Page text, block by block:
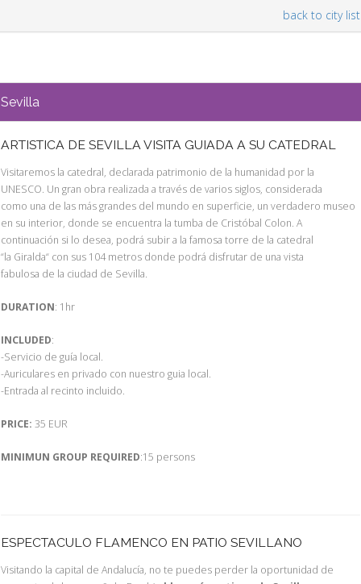
back to city list
Sevilla
ARTISTICA DE SEVILLA VISITA GUIADA A SU CATEDRAL
Visitaremos la catedral, declarada patrimonio de la humanidad por la
UNESCO. Un gran obra realizada a través de varios siglos, considerada
como una de las más grandes del mundo en superficie, un verdadero museo
en su interior, donde se encuentra la tumba de Cristóbal Colon. A
continuación si lo desea, podrá subir a la famosa torre de la catedral
“la Giralda“ con sus 104 metros donde podrá disfrutar de una vista
fabulosa de la ciudad de Sevilla.
DURATION: 1hr
INCLUDED:
-Servicio de guía local.
-Auriculares en privado con nuestro guia local.
-Entrada al recinto incluido.
PRICE: 35 EUR
MINIMUN GROUP REQUIRED:15 persons
ESPECTACULO FLAMENCO EN PATIO SEVILLANO
Visitando la capital de Andalucía, no te puedes perder la oportunidad de